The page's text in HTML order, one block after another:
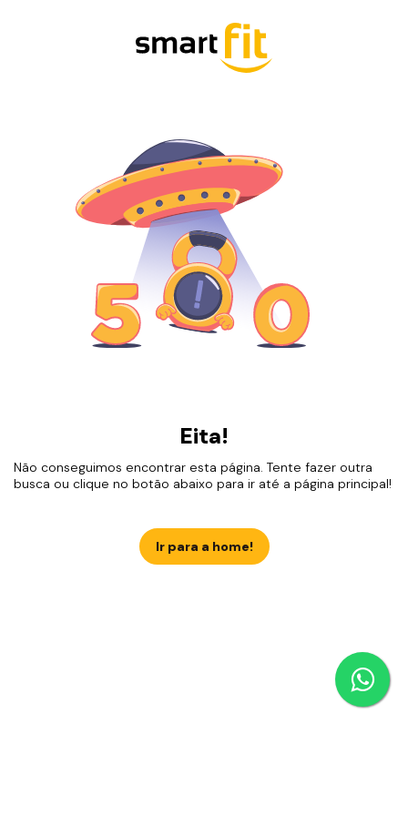
Eita!
Não conseguimos encontrar esta página. Tente fazer outra
busca ou clique no botão abaixo para ir até a página principal!
Ir para a home!